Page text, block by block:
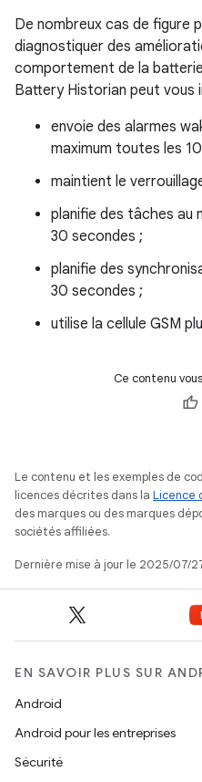
De nombreux cas de figure
diagnostiquer des
comportement de la
Battery Historian peut vous
envoie des alarmes
maximum toutes les
maintient le
planifie des tâches au
30 secondes ;
planifie des
30 secondes ;
utilise la cellule GSM
Ce contenu
Le contenu et les exemples de
licences décrites dans la Licence
des marques ou des marques
sociétés affiliées.
Dernière mise à jour le 2025/07/
EN SAVOIR PLUS SUR
Android
Android pour les entreprises
Sécurité